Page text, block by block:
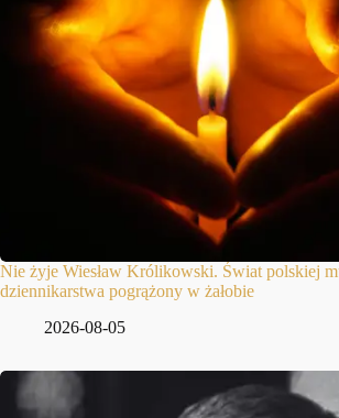
Nie żyje Wiesław Królikowski. Świat polskiej
dziennikarstwa pogrążony w żałobie
2026-08-05